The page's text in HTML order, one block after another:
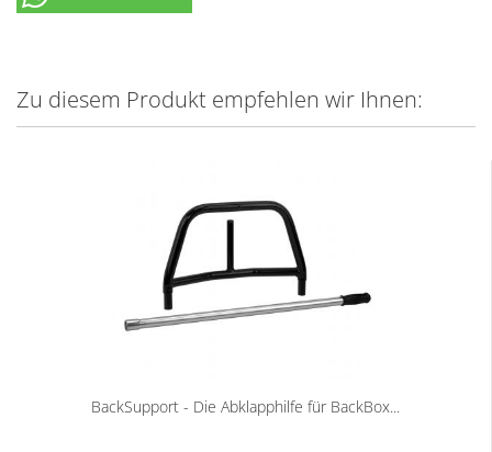
Zu diesem Produkt empfehlen wir Ihnen:
BackSupport - Die Abklapphilfe für BackBox...